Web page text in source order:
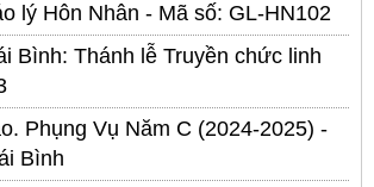
lý Hôn Nhân - Mã số: GL-HN102
Bình: Thánh lễ Truyền chức linh
Phụng Vụ Năm C (2024-2025) -
Bình